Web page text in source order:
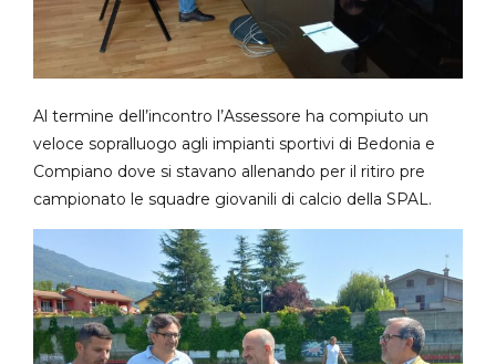
Al termine dell’incontro l’Assessore ha compiuto un
veloce sopralluogo agli impianti sportivi di Bedonia e
Compiano dove si stavano allenando per il ritiro pre
campionato le squadre giovanili di calcio della SPAL.